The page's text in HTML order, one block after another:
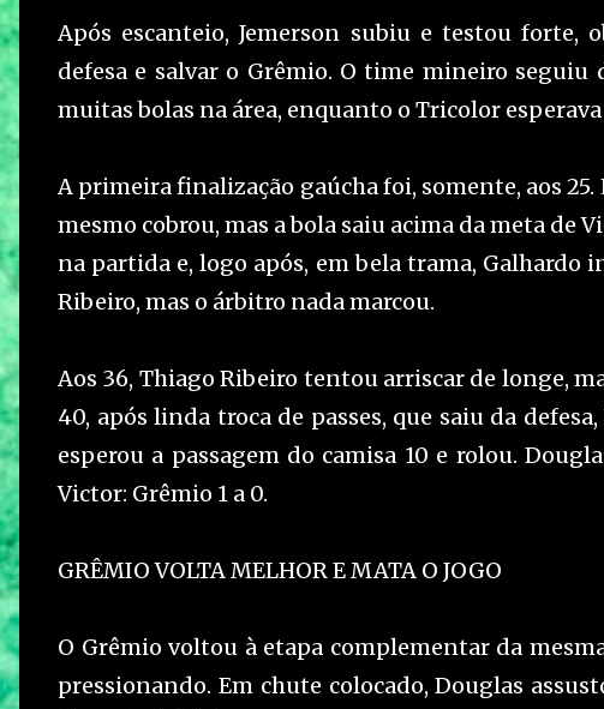
Após escanteio, Jemerson subiu e testou forte,
defesa e salvar o Grêmio. O time mineiro seguiu
muitas bolas na área, enquanto o Tricolor
A primeira finalização gaúcha foi, somente, aos
mesmo cobrou, mas a bola saiu acima da meta de
na partida e, logo após, em bela trama, Galhardo
Ribeiro, mas o árbitro nada marcou.
Aos 36, Thiago Ribeiro tentou arriscar de longe,
40, após linda troca de passes, que saiu da
esperou a passagem do camisa 10 e rolou.
Victor: Grêmio 1 a 0.
GRÊMIO VOLTA MELHOR E MATA O JOGO
O Grêmio voltou à etapa complementar da
pressionando. Em chute colocado, Douglas